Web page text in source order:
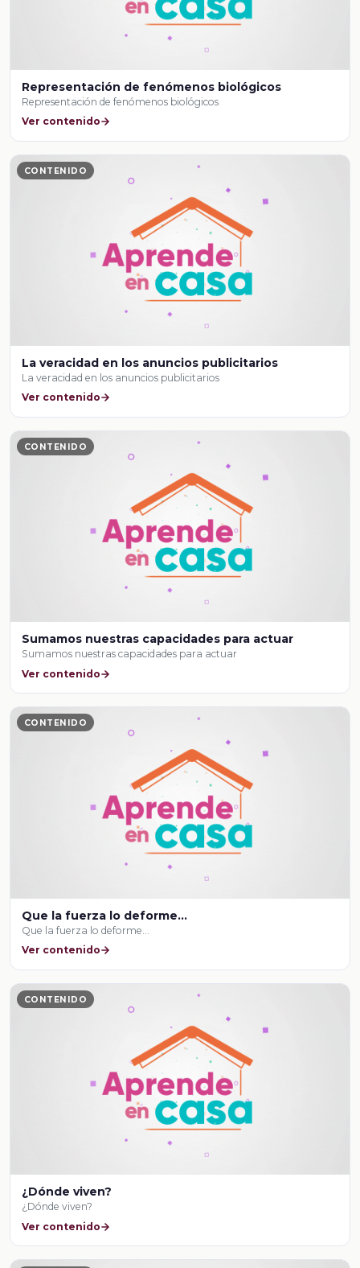
Representación de fenómenos biológicos
Representación de fenómenos biológicos
Ver contenido
CONTENIDO
La veracidad en los anuncios publicitarios
La veracidad en los anuncios publicitarios
Ver contenido
CONTENIDO
Sumamos nuestras capacidades para actuar
Sumamos nuestras capacidades para actuar
Ver contenido
CONTENIDO
Que la fuerza lo deforme...
Que la fuerza lo deforme...
Ver contenido
CONTENIDO
¿Dónde viven?
¿Dónde viven?
Ver contenido